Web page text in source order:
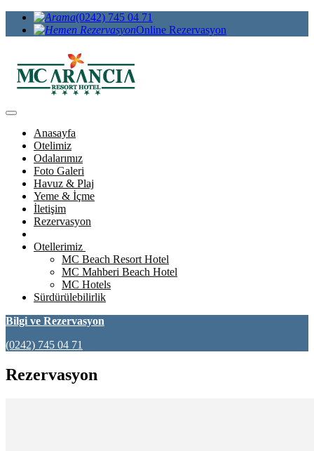
(0242) 745 04 71
Online Rezervasyon
Anasayfa
Otelimiz
Odalarımız
Foto Galeri
Havuz & Plaj
Yeme & İçme
İletişim
Rezervasyon
Otellerimiz
MC Beach Resort Hotel
MC Mahberi Beach Hotel
MC Hotels
Sürdürülebilirlik
Bilgi ve Rezervasyon
(0242) 745 04 71
Rezervasyon